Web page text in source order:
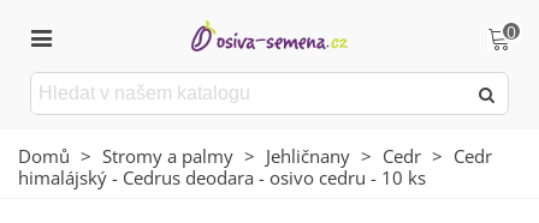
0
Domů > Stromy a palmy > Jehličnany > Cedr > Cedr
himalájský - Cedrus deodara - osivo cedru - 10 ks